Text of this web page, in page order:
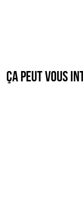
Ça peut vous